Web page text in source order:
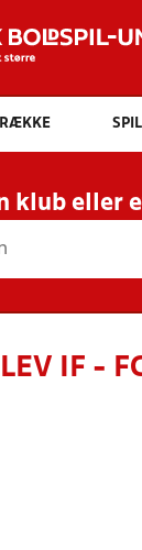
HOLD
RÆKKE
klub eller
IF -